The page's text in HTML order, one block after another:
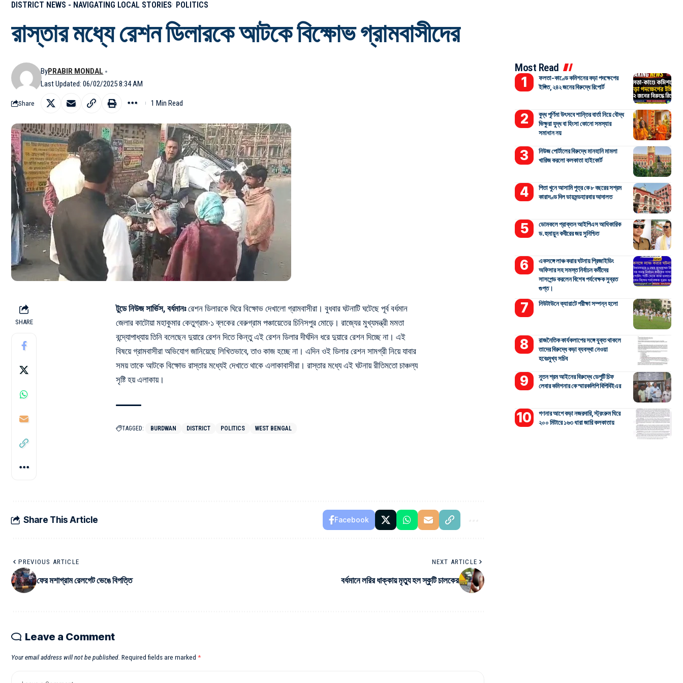
DISTRICT NEWS - NAVIGATING LOCAL STORIES POLITICS
রাস্তার মধ্যে রেশন ডিলারকে আটকে বিক্ষোভ গ্রামবাসীদের
Last Updated: 06/02/2025 8:34 AM
ByPRABIR MONDAL
Share 1 Min Read
SHARE
টুডে নিউজ সার্ভিস, বর্ধমানঃরেশন ডিলারকে ঘিরে বিক্ষোভ দেখালো গ্রামবাসীরা। বুধবার ঘটনাটি ঘটেছে পূর্ব বর্ধমান
জেলার কাটোয়া মহাকুমার কেতুগ্রাম-১ ব্লকের বেরুগ্রাম পঞ্চায়েতের চিনিসপুর মোড়ে। রাজ্যের মুখ্যমন্ত্রী মমতা
বন্দ্যোপাধ্যায় তিনি বলেছেন দুয়ারে রেশন দিতে কিন্তু এই রেশন ডিলার দীর্ঘদিন ধরে দুয়ারে রেশন দিচ্ছে না। এই
বিষয়ে গ্রামবাসীরা অভিযোগ জানিয়েছে লিখিতভাবে, তাও কাজ হচ্ছে না। এদিন ওই ডিলার রেশন সামগ্রী নিয়ে যাবার
সময় তাকে আটকে বিক্ষোভ রাস্তার মধ্যেই দেখাতে থাকে এলাকাবাসীরা। রাস্তার মধ্যে এই ঘটনায় রীতিমতো চাঞ্চল্য
সৃষ্টি হয় এলাকায়।
TAGGED: BURDWAN DISTRICT POLITICS WEST BENGAL
Share This Article Facebook
PREVIOUS ARTICLE
ফের মশাগ্রাম রেলগেট ভেঙে বিপত্তি
NEXT ARTICLE
বর্ধমানে লরির ধাক্কায় মৃত্যু হল স্কুটি চালকের
Leave a Comment
Your email address will not be published. Required fields are marked *
Most Read
ফলতা-কাণ্ডে কমিশনের কড়া পদক্ষেপের
ইঙ্গিত, ২৪২ জনের বিরুদ্ধে রিপোর্ট
বুদ্ধ পূর্ণিমা উৎসবে শান্তির বার্তা নিয়ে বৌদ্ধ
ভিক্ষুরা যুদ্ধ বা হিংসা কোনো সমস্যার
সমাধান নয়
নিউজ পোর্টালের বিরুদ্ধে মানহানি মামলা
খারিজ করলো কলকাতা হাইকোর্ট
পিতা খুনে আসামি পুত্র কে ৮ বছরের সশ্রম
কারাদণ্ড দিল ডায়মন্ডহারবার আদালত
ডোমকলে প্রাক্তন আইপিএস আধিকারিক
ড. হুমায়ুন কবীরের জয় সুনিশ্চিত
একসঙ্গে লাঞ্চ করার ঘটনায় প্রিজাইডিং
অফিসার সহ সমস্ত নির্বাচন কর্মীদের
সাসপেন্ড করলেন বিশেষ পর্যবেক্ষক সুব্রত
গুপ্ত।
নিউটাউনে ক্যারাটে পরীক্ষা সম্পন্ন হলো
রাজনৈতিক কার্যকলাপের সঙ্গে যুক্ত থাকলে
তাদের বিরুদ্ধে কড়া ব্যবস্থা নেওয়া
হবেঃমুখ্য সচিব
নুতন শ্রম আইনের বিরুদ্ধে ডেপুটি চিফ
লেবার কমিশনার কে স্মারকলিপি বিপিবিইএর
গণনার আগে কড়া নজরদারি, স্ট্রংরুম ঘিরে
২০০ মিটারে ১৬৩ ধারা জারি কলকাতায়